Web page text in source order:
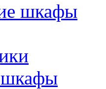
шкафы
шкафы